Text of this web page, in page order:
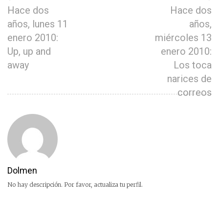
Hace dos
años, lunes 11
enero 2010:
Up, up and
away
Hace dos
años,
miércoles 13
enero 2010:
Los toca
narices de
correos
Dolmen
No hay descripción. Por favor, actualiza tu perfil.